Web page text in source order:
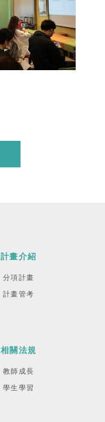
計畫介紹
分項計畫
計畫管考
相關法規
教師成長
學生學習